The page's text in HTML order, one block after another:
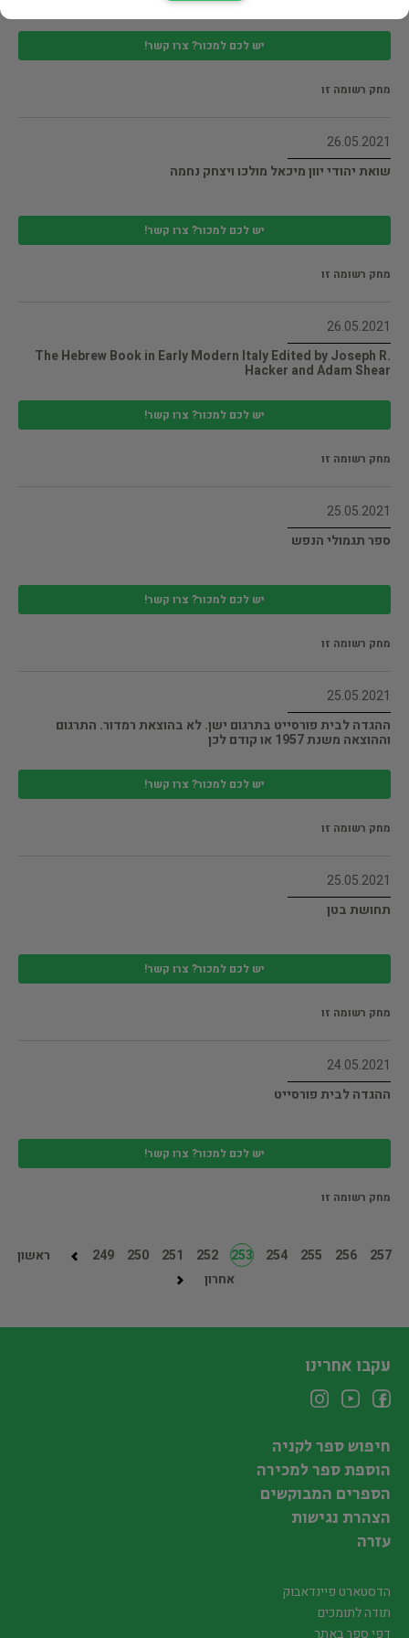
יש לכם למכור? צרו קשר!
מחק רשומה זו
26.05.2021
שואת יהודי יוון מיכאל מולכו ויצחק נחמה
יש לכם למכור? צרו קשר!
מחק רשומה זו
26.05.2021
The Hebrew Book in Early Modern Italy Edited by Joseph R.
Hacker and Adam Shear
יש לכם למכור? צרו קשר!
מחק רשומה זו
25.05.2021
ספר תגמולי הנפש
יש לכם למכור? צרו קשר!
מחק רשומה זו
25.05.2021
ההגדה לבית פורסייט בתרגום ישן. לא בהוצאת רמדור. התרגום
וההוצאה משנת 1957 או קודם לכן
יש לכם למכור? צרו קשר!
מחק רשומה זו
25.05.2021
תחושת בטן
יש לכם למכור? צרו קשר!
מחק רשומה זו
24.05.2021
ההגדה לבית פורסייט
יש לכם למכור? צרו קשר!
מחק רשומה זו
ראשון 249 250 251 252 253 254 255 256
257
אחרון
עקבו אחרינו
חיפוש ספר לקניה
הוספת ספר למכירה
הספרים המבוקשים
הצהרת נגישות
עזרה
הדסטארט פיינדאבוק
תודה לתומכים
דפי ספר באתר